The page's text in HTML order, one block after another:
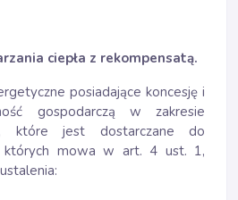
ciepła z rekompensatą.
posiadające koncesję i
gospodarczą w zakresie
które jest dostarczane do
których mowa w art. 4 ust. 1,